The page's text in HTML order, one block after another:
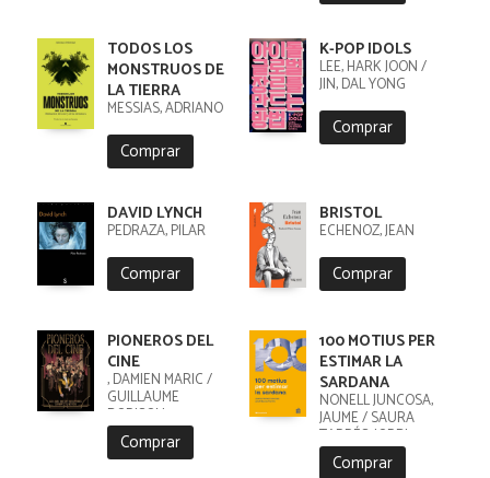
TODOS LOS
MONSTRUOS DE
LA TIERRA
MESSIAS, ADRIANO
Comprar
K-POP IDOLS
LEE, HARK JOON /
JIN, DAL YONG
Comprar
DAVID LYNCH
PEDRAZA, PILAR
Comprar
BRISTOL
ECHENOZ, JEAN
Comprar
PIONEROS DEL
CINE
, DAMIEN MARIC /
GUILLAUME
DORISON,
Comprar
100 MOTIUS PER
ESTIMAR LA
SARDANA
NONELL JUNCOSA,
JAUME / SAURA
TARRÉS, JORDI
Comprar